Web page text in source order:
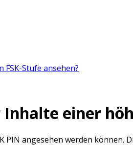
Stufe ansehen?
einer
angesehen werden können.